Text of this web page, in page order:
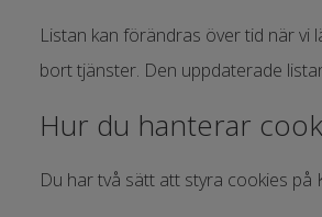
Listan kan förändras över tid när vi
bort tjänster. Den uppdaterade
Hur du hanterar
Du har två sätt att styra cookies på